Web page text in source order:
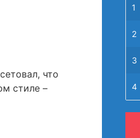
что
стиле –
1
2
3
4